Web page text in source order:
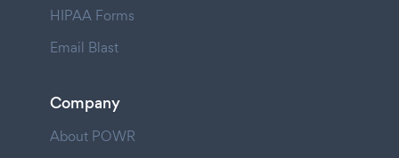
HIPAA Forms
Email Blast
Company
About POWR